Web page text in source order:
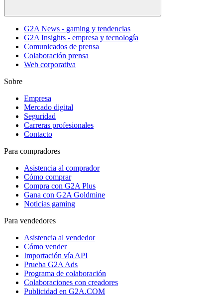
G2A News - gaming y tendencias
G2A Insights - empresa y tecnología
Comunicados de prensa
Colaboración prensa
Web corporativa
Sobre
Empresa
Mercado digital
Seguridad
Carreras profesionales
Contacto
Para compradores
Asistencia al comprador
Cómo comprar
Compra con G2A Plus
Gana con G2A Goldmine
Noticias gaming
Para vendedores
Asistencia al vendedor
Cómo vender
Importación vía API
Prueba G2A Ads
Programa de colaboración
Colaboraciones con creadores
Publicidad en G2A.COM